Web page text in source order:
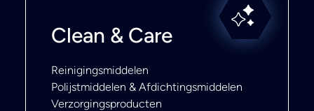
Clean & Care
Reinigingsmiddelen
Polijstmiddelen & Afdichtingsmiddelen
Verzorgingsproducten